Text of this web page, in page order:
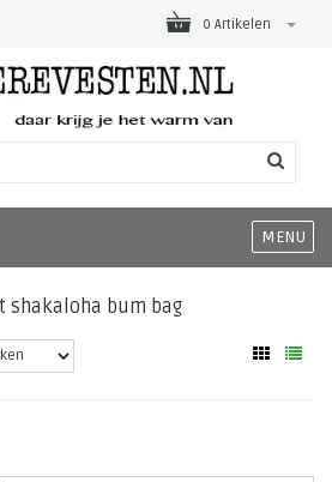
0 Artikelen
MENU
shakaloha bum bag